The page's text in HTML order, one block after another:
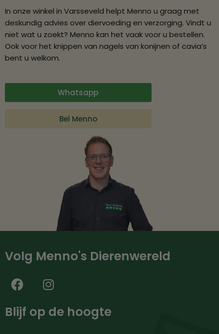
In onze winkel in Varsseveld helpt Menno u graag met
deskundig advies over diervoeding en verzorging. Vindt u
niet wat u zoekt? Menno kan het vaak voor u bestellen.
Ook voor het knippen van nagels van konijnen of cavia’s
bent u welkom.
Whatsapp
Bel Menno
Volg Menno's Dierenwereld
Blijf op de hoogte